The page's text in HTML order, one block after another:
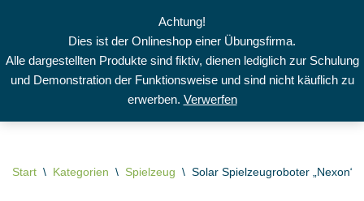
Achtung!
Dies ist der Onlineshop einer Übungsfirma.
Alle dargestellten Produkte sind fiktiv, dienen lediglich zur Schulung
und Demonstration der Funktionsweise und sind nicht käuflich zu
erwerben. Verwerfen
Inhalt
springen
Start \ Kategorien \ Spielzeug \ Solar Spielzeugroboter „Nexon“